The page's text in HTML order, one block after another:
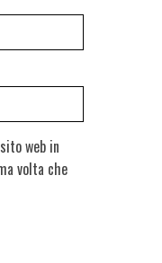
web in
volta che